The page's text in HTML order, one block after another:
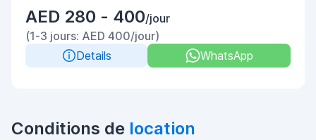
AED 280 - 400/jour
(1-3 jours: AED 400/jour)
Details
WhatsApp
Conditions de location